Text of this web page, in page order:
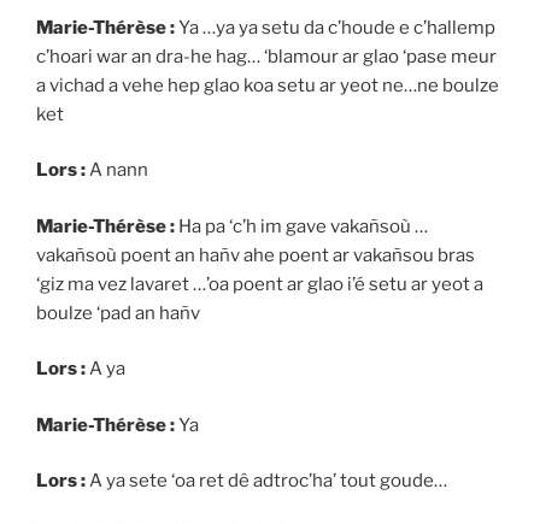
Marie-Thérèse :Ya …ya ya setu da c’houde e c’hallemp
c’hoari war an dra-he hag… ‘blamour ar glao ‘pase meur
a vichad a vehe hep glao koa setu ar yeot ne…ne boulze
ket
Lors :A nann
Marie-Thérèse : Ha pa ‘c’h im gave vakañsoù …
vakañsoù poent an hañv ahe poent ar vakañsou bras
‘giz ma vez lavaret …’oa poent ar glao i’é setu ar yeot a
boulze ‘pad an hañv
Lors :A ya
Marie-Thérèse :Ya
Lors :A ya sete ‘oa ret dê adtroc’ha’ tout goude…